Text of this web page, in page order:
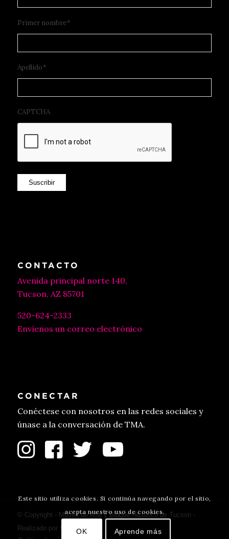
Primer nombre*
Apellido*
CAPTCHA
Suscribir
CONTACTO
Avenida principal norte 140,
Tucson, AZ 85701
520-624-2333
Envíenos un correo electrónico
CONECTAR
Conéctese con nosotros en las redes sociales y
únase a la conversación de TMA.
© Copyright - Museo de Arte y Bloque Histórico de Tucson -
Realizado por fulano.
Este sitio utiliza cookies. Si continúa navegando por el sitio,
acepta nuestro uso de cookies.
OK Aprende más